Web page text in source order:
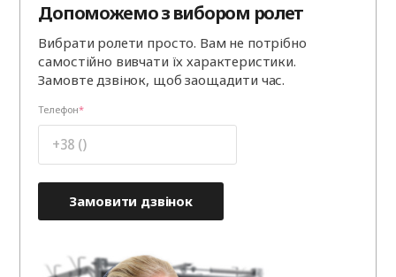
Допоможемо з вибором ролет
Вибрати ролети просто. Вам не потрібно
самостійно вивчати їх характеристики.
Замовте дзвінок, щоб заощадити час.
Телефон
Замовити дзвінок